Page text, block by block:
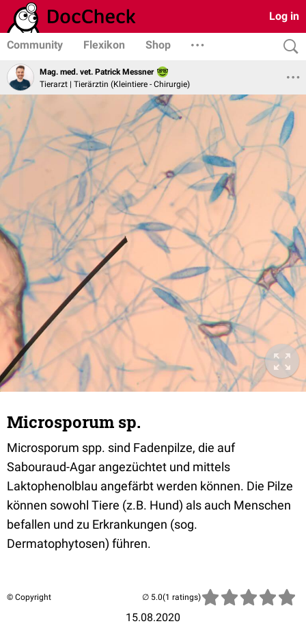
Log in
Community Flexikon Shop
Mag. med. vet. Patrick Messner
Tierarzt | Tierärztin (Kleintiere - Chirurgie)
Microsporum sp.
Microsporum spp. sind Fadenpilze, die auf
Sabouraud-Agar angezüchtet und mittels
Laktophenolblau angefärbt werden können. Die Pilze
können sowohl Tiere (z.B. Hund) als auch Menschen
befallen und zu Erkrankungen (sog.
Dermatophytosen) führen.
© Copyright
15.08.2020
(1 ratings)